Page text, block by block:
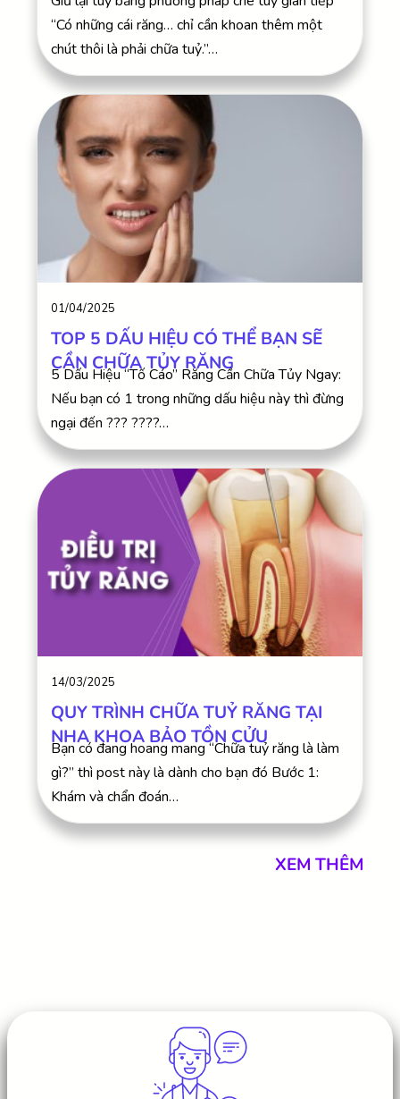
“Có những cái răng… chỉ cần khoan thêm một
chút thôi là phải chữa tuỷ.”…
01/04/2025
TOP 5 DẤU HIỆU CÓ THỂ BẠN SẼ
CẦN CHỮA TỦY RĂNG
5 Dấu Hiệu “Tố Cáo” Răng Cần Chữa Tủy Ngay:
Nếu bạn có 1 trong những dấu hiệu này thì đừng
ngại đến ??? ????…
14/03/2025
QUY TRÌNH CHỮA TUỶ RĂNG TẠI
NHA KHOA BẢO TỒN CỬU
Bạn có đang hoang mang “Chữa tuỷ răng là làm
gì?” thì post này là dành cho bạn đó Bước 1:
Khám và chẩn đoán…
XEM THÊM